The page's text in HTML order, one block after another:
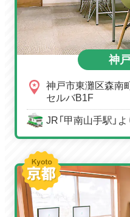
神
神戸市東灘区森南
セルバB1F
JR「甲南山手駅」